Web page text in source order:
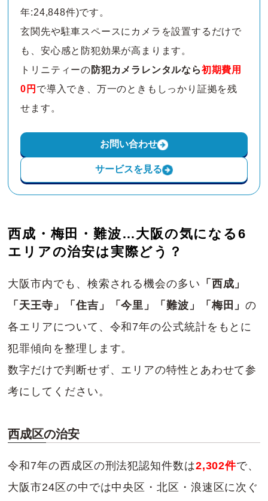
年:24,848件)です。
玄関先や駐車スペースにカメラを設置するだけで
も、安心感と防犯効果が高まります。
トリニティーの 防犯カメラレンタルなら初期費用
0円 で導入でき、万一のときもしっかり証拠を残
せます。
お問い合わせ
サービスを見る
西成・梅田・難波…大阪の気になる6
エリアの治安は実際どう？
大阪市内でも、検索される機会の多い 「西成」
「天王寺」「住吉」「今里」「難波」「梅田」の
各エリアについて、令和7年の公式統計をもとに
犯罪傾向を整理します。
数字だけで判断せず、エリアの特性とあわせて参
考にしてください。
西成区の治安
令和7年の西成区の刑法犯認知件数は2,302件で、
大阪市24区の中では中央区・北区・浪速区に次ぐ